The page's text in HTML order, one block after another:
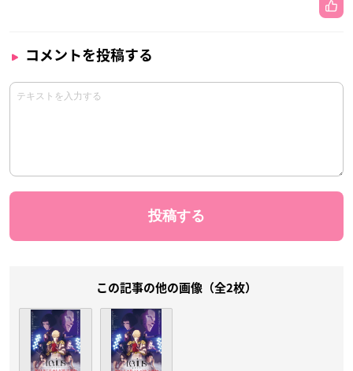
コメントを投稿する
この記事の他の画像（全2枚）